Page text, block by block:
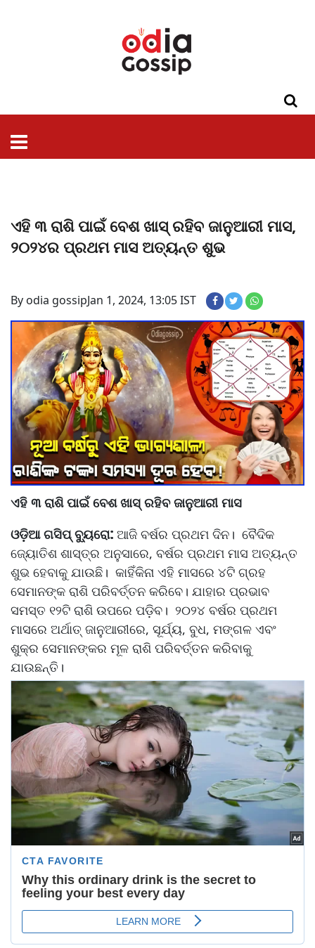
ଏହି ୩ ରାଶି ପାଇଁ ବେଶ ଖାସ୍ ରହିବ ଜାନୁଆରୀ ମାସ,
୨୦୨୪ର ପ୍ରଥମ ମାସ ଅତ୍ୟନ୍ତ ଶୁଭ
By odia gossipJan 1, 2024, 13:05 IST
ଏହି ୩ ରାଶି ପାଇଁ ବେଶ ଖାସ୍ ରହିବ ଜାନୁଆରୀ ମାସ
ଓଡ଼ିଆ ଗସିପ୍ ବ୍ୟୁରୋ: ଆଜି ବର୍ଷର ପ୍ରଥମ ଦିନ। ବୈଦିକ
ଜ୍ୟୋତିଶ ଶାସ୍ତ୍ର ଅନୁସାରେ, ବର୍ଷର ପ୍ରଥମ ମାସ ଅତ୍ୟନ୍ତ
ଶୁଭ ହେବାକୁ ଯାଉଛି। କାହିଁକିନା ଏହି ମାସରେ ୪ଟି ଗ୍ରହ
ସେମାନଙ୍କ ରାଶି ପରିବର୍ତ୍ତନ କରିବେ। ଯାହାର ପ୍ରଭାବ
ସମସ୍ତ ୧୨ଟି ରାଶି ଉପରେ ପଡି଼ବ। ୨୦୨୪ ବର୍ଷର ପ୍ରଥମ
ମାସରେ ଅର୍ଥାତ୍ ଜାନୁଆରୀରେ, ସୂର୍ଯ୍ୟ, ବୁଧ, ମଙ୍ଗଳ ଏବଂ
ଶୁକ୍ର ସେମାନଙ୍କର ମୂଳ ରାଶି ପରିବର୍ତ୍ତନ କରିବାକୁ
ଯାଉଛନ୍ତି।